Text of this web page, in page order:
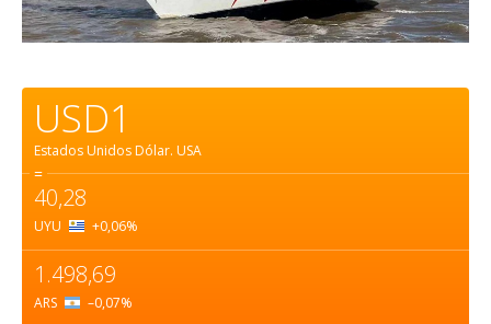
USD1
Estados Unidos Dólar. USA
=
40,28
UYU +0,06%
1.498,69
ARS –0,07%